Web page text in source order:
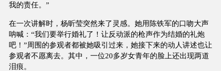
我的责任。”
在一次讲解时，杨昕莹突然来了灵感。她用陈铁军的口吻大声
呐喊：“我们要举行婚礼了！让反动派的枪声作为结婚的礼炮
吧！”周围的参观者都被她吸引过来，她接下来的动人讲述也让
参观者不愿离去。其中，一位20多岁女青年的脸上还出现两道
泪痕。